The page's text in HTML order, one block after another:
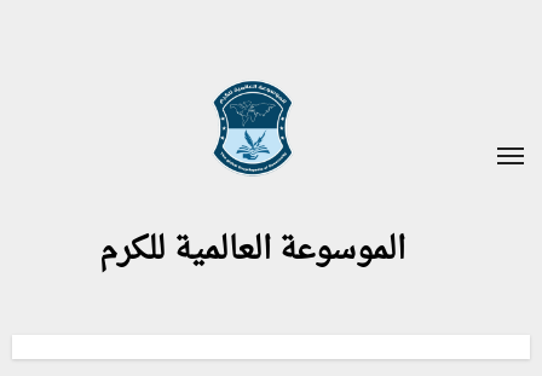
الموسوعة العالمية للكرم